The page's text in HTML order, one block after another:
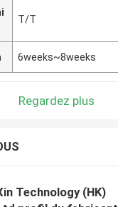
T/T
6weeks~8weeks
Regardez plus
Technology (HK)